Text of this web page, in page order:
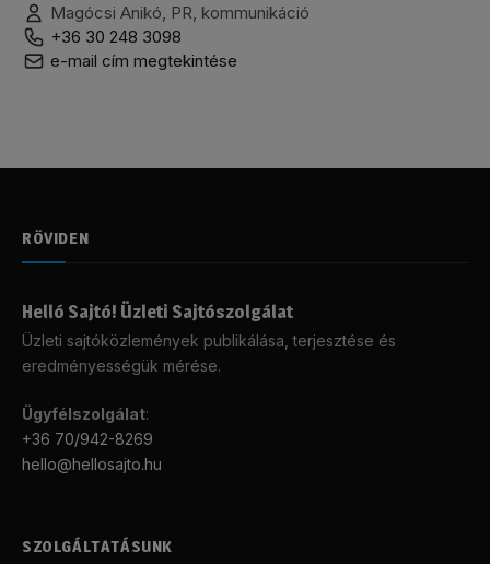
Magócsi Anikó, PR, kommunikáció
+36 30 248 3098
e-mail cím megtekintése
RÖVIDEN
Helló Sajtó! Üzleti Sajtószolgálat
Üzleti sajtóközlemények publikálása, terjesztése és
eredményességük mérése.
Ügyfélszolgálat:
+36 70/942-8269
hello@hellosajto.hu
SZOLGÁLTATÁSUNK